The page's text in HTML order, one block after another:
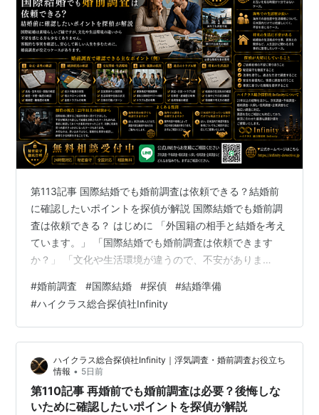
第113記事 国際結婚でも婚前調査は依頼できる？結婚前
に確認したいポイントを探偵が解説 国際結婚でも婚前調
査は依頼できる？ はじめに 「外国籍の相手と結婚を考え
ています。」 「国際結婚でも婚前調査は依頼できます
か？」 「文化や生活環境が違うので、不安がありま
た。 一方で、生活環境や価値観、居住歴などが日本国内
だけではないケースも多く、「結婚前に確認できること
は確認しておきたい」というご相談も増えています。 今
回は、国際結婚における婚前調査について、23年以上の
調査経験をもとに一般的な考え方を解説します。 結論 国
際結婚でも婚前調査のご相談は可能…
#婚前調査 #国際結婚 #探偵 #結婚準備
#ハイクラス総合探偵社Infinity
ハイクラス総合探偵社Infinity｜浮気調査・婚前調査お役立ち
情報 • 5日前
第110記事 再婚前でも婚前調査は必要？後悔しな
いために確認したいポイントを探偵が解説